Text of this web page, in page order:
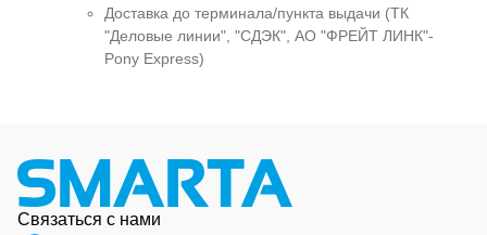
Доставка до терминала/пункта выдачи (ТК
"Деловые линии", "СДЭК", АО "ФРЕЙТ ЛИНК"-
Pony Express)
Связаться с нами